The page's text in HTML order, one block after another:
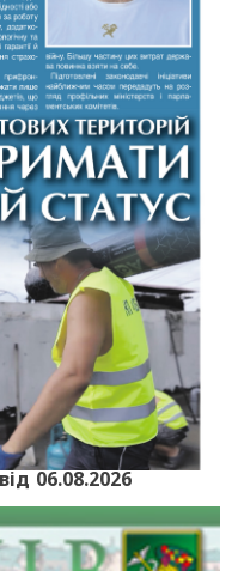
06.08.2026